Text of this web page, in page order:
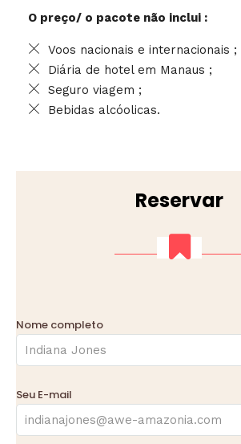
O preço/ o pacote não inclui :
Voos nacionais e internacionais ;
Diária de hotel em Manaus ;
Seguro viagem ;
Bebidas alcóolicas.
Reservar
Nome completo
Seu E-mail